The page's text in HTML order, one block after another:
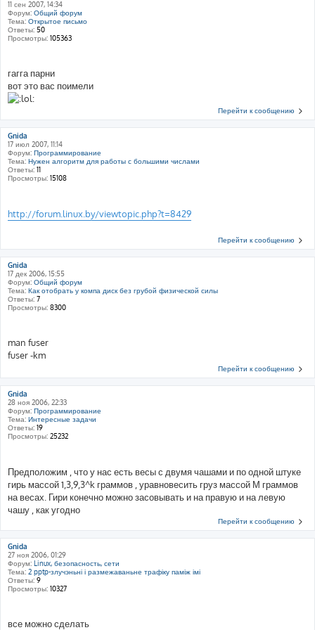
11 сен 2007, 14:34
Форум: Общий форум
Тема: Открытое письмо
Ответы: 50
Просмотры: 105363
гагга парни
вот это вас поимели
Перейти к сообщению
Gnida
17 июл 2007, 11:14
Форум: Программирование
Тема: Нужен алгоритм для работы с большими числами
Ответы: 11
Просмотры: 15108
http://forum.linux.by/viewtopic.php?t=8429
Перейти к сообщению
Gnida
17 дек 2006, 15:55
Форум: Общий форум
Тема: Как отобрать у компа диск без грубой физической силы
Ответы: 7
Просмотры: 8300
man fuser
fuser -km
Перейти к сообщению
Gnida
28 ноя 2006, 22:33
Форум: Программирование
Тема: Интересные задачи
Ответы: 19
Просмотры: 25232
Предположим , что у нас есть весы с двумя чашами и по одной штуке
гирь массой 1,3,9,3^k граммов , уравновесить груз массой М граммов
на весах. Гири конечно можно засовывать и на правую и на левую
чашу , как угодно
Перейти к сообщению
Gnida
27 ноя 2006, 01:29
Форум: Linux, безопасность, сети
Тема: 2 pptp-злучэньні і размежаваньне трафіку паміж імі
Ответы: 9
Просмотры: 10327
все можно сделать